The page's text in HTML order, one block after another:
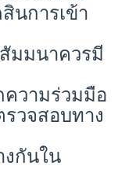
นการเข้า
มมนาควรมี
ความร่วมมือ
วจสอบทาง
งกันใน